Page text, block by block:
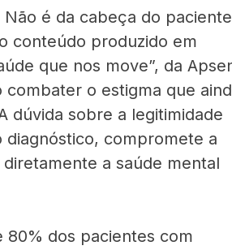
é da cabeça do
conteúdo produzido em
que nos move”, da
o estigma que
dúvida sobre a legitimidade
compromete a
a saúde mental
80% dos pacientes com